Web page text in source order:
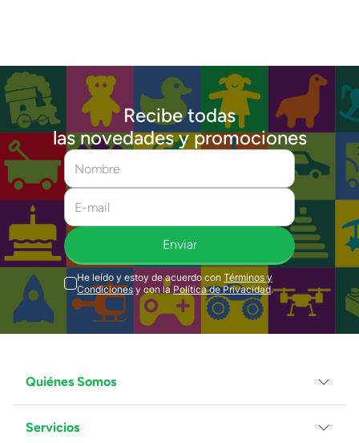
Recibe todas
las novedades y promociones
Enviar
He leído y estoy de acuerdo con Términos y
Condiciones y con la Política de Privacidad.
Quiénes Somos
Grupo Juguetron
Servicios